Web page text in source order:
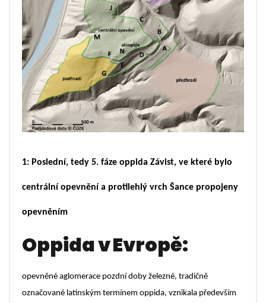
1: Poslední, tedy 5. fáze oppida Závist, ve které bylo
centrální opevnění a protilehlý vrch Šance propojeny
opevněním
Oppida v Evropě:
opevněné aglomerace pozdní doby železné, tradičně
označované latinským termínem oppida, vznikala především